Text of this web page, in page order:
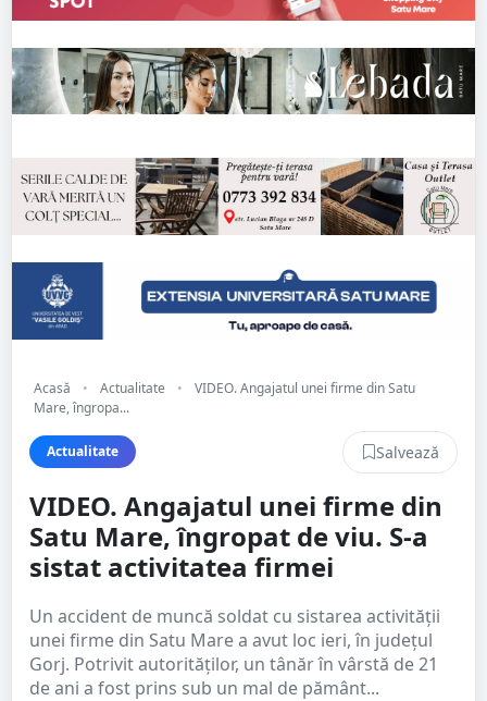
Acasă • Actualitate •
VIDEO. Angajatul unei firme din Satu
Mare, îngropa...
Actualitate Salvează
VIDEO. Angajatul unei firme din
Satu Mare, îngropat de viu. S-a
sistat activitatea firmei
Un accident de muncă soldat cu sistarea activității
unei firme din Satu Mare a avut loc ieri, în județul
Gorj. Potrivit autorităților, un tânăr în vârstă de 21
de ani a fost prins sub un mal de pământ...